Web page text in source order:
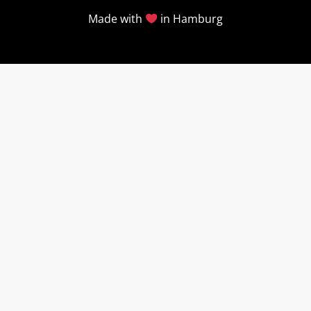
Made with in Hamburg